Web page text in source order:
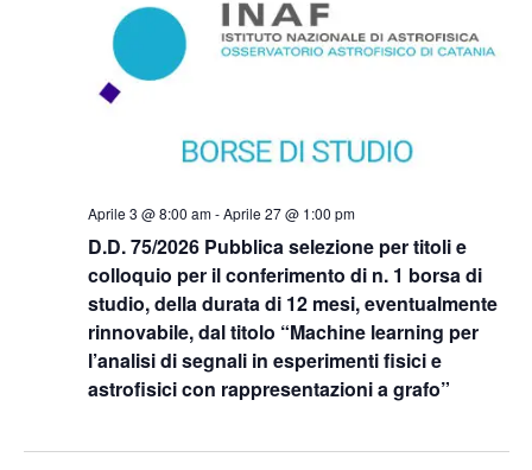
D.D. 75/2026 Pubblica selezione per titoli e
colloquio per il conferimento di n. 1 borsa di
studio, della durata di 12 mesi, eventualmente
rinnovabile, dal titolo “Machine learning per
l’analisi di segnali in esperimenti fisici e
astrofisici con rappresentazioni a grafo”
Aprile 3 @ 8:00 am-Aprile 27 @ 1:00 pm